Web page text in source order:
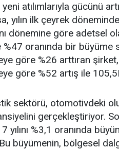
atılımlarıyla gücünü
yılın ilk çeyrek
dönemine göre adetsel
oranında bir büyüme
göre %26 arttıran
göre %52 artış ile
sektörü, otomotivdeki
gerçekleştiriyor.
yılını %3,1 oranında
büyümenin, bölgesel